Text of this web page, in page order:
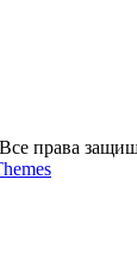
права